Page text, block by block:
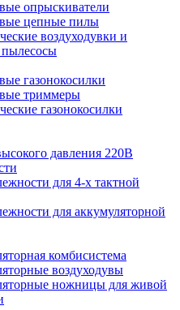
опрыскиватели
цепные пилы
воздуходувки и
газонокосилки
триммеры
газонокосилки
давления 220В
для 4-х тактной
для аккумуляторной
комбисистема
воздуходувы
ножницы для живой